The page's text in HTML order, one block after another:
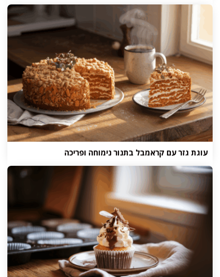
עוגת גזר עם קראמבל בתנור נימוחה ופריכה